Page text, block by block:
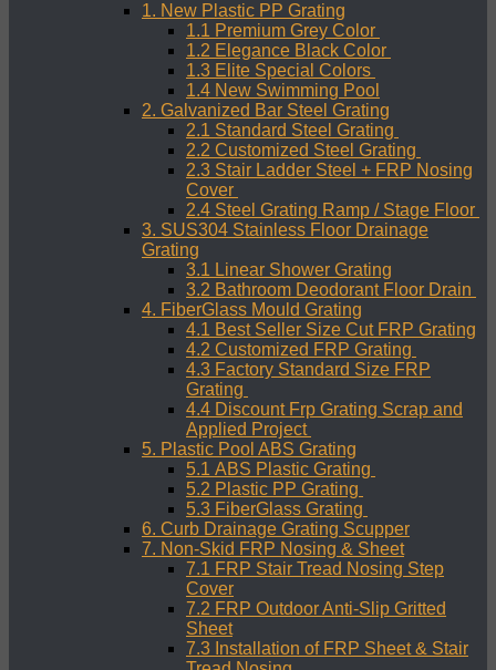
1. New Plastic PP Grating
1.1 Premium Grey Color
1.2 Elegance Black Color
1.3 Elite Special Colors
1.4 New Swimming Pool
2. Galvanized Bar Steel Grating
2.1 Standard Steel Grating
2.2 Customized Steel Grating
2.3 Stair Ladder Steel + FRP Nosing
Cover
2.4 Steel Grating Ramp / Stage Floor
3. SUS304 Stainless Floor Drainage
Grating
3.1 Linear Shower Grating
3.2 Bathroom Deodorant Floor Drain
4. FiberGlass Mould Grating
4.1 Best Seller Size Cut FRP Grating
4.2 Customized FRP Grating
4.3 Factory Standard Size FRP
Grating
4.4 Discount Frp Grating Scrap and
Applied Project
5. Plastic Pool ABS Grating
5.1 ABS Plastic Grating
5.2 Plastic PP Grating
5.3 FiberGlass Grating
6. Curb Drainage Grating Scupper
7. Non-Skid FRP Nosing & Sheet
7.1 FRP Stair Tread Nosing Step
Cover
7.2 FRP Outdoor Anti-Slip Gritted
Sheet
7.3 Installation of FRP Sheet & Stair